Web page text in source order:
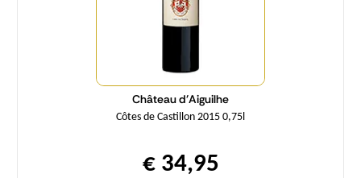
Château d'Aiguilhe
Côtes de Castillon 2015 0,75l
€ 34,95